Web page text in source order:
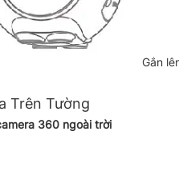
Gắn
Trên Tường
360 ngoài trời